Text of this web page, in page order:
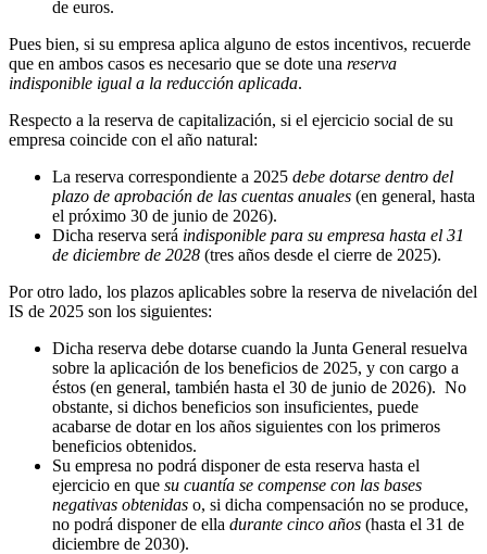
de euros.
Pues bien, si su empresa aplica alguno de estos incentivos, recuerde
que en ambos casos es necesario que se dote una reserva
indisponible igual a la reducción aplicada.
Respecto a la reserva de capitalización, si el ejercicio social de su
empresa coincide con el año natural:
La reserva correspondiente a 2025 debe dotarse dentro del
plazo de aprobación de las cuentas anuales (en general, hasta
el próximo 30 de junio de 2026).
Dicha reserva será indisponible para su empresa hasta el 31
de diciembre de 2028 (tres años desde el cierre de 2025).
Por otro lado, los plazos aplicables sobre la reserva de nivelación del
IS de 2025 son los siguientes:
Dicha reserva debe dotarse cuando la Junta General resuelva
sobre la aplicación de los beneficios de 2025, y con cargo a
éstos (en general, también hasta el 30 de junio de 2026). No
obstante, si dichos beneficios son insuficientes, puede
acabarse de dotar en los años siguientes con los primeros
beneficios obtenidos.
Su empresa no podrá disponer de esta reserva hasta el
ejercicio en que su cuantía se compense con las bases
negativas obtenidas o, si dicha compensación no se produce,
no podrá disponer de ella durante cinco años (hasta el 31 de
diciembre de 2030).